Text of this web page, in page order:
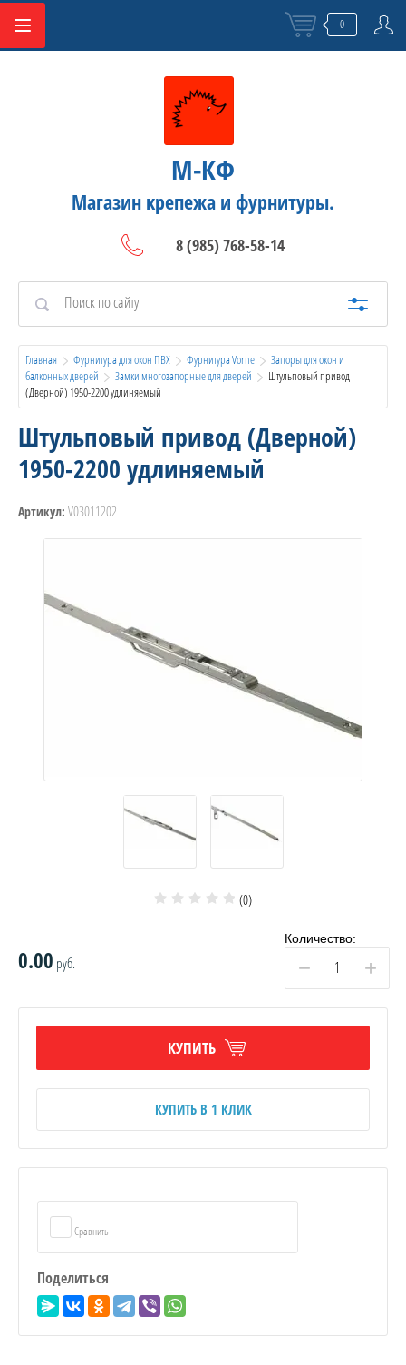
0
М-КФ
Магазин крепежа и фурнитуры.
8 (985) 768-58-14
Главная Фурнитура для окон ПВХ Фурнитура Vorne
Запоры для окон и
балконных дверей
Замки многозапорные для дверей
  Штульповый привод
(Дверной) 1950-2200 удлиняемый
Штульповый привод (Дверной)
1950-2200 удлиняемый
Артикул: V03011202
(0)
0.00 руб.
Количество:
− +
КУПИТЬ
КУПИТЬ В 1 КЛИК
Сравнить
Поделиться